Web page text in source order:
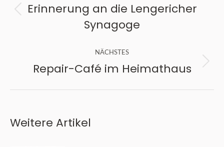
Vorheriger
Beitrag:
Erinnerung an die Lengericher
Synagoge
NÄCHSTES
Nächster
Repair-Café im Heimathaus
Weitere Artikel